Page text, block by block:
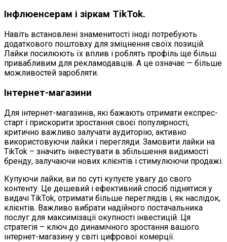
Інфлюенсерам і зіркам TikTok.
Навіть встановлені знаменитості іноді потребують
додаткового поштовху для зміцнення своїх позицій.
Лайки посилюють їх вплив і роблять профіль ще більш
привабливим для рекламодавців. А це означає — більше
можливостей заробляти.
Інтернет-магазини
Для інтернет-магазинів, які бажають отримати експрес-
старт і прискорити зростання своєї популярності,
критично важливо залучати аудиторію, активно
використовуючи лайки і перегляди. Замовити лайки на
TikTok – значить інвестувати в збільшення видимості
бренду, залучаючи нових клієнтів і стимулюючи продажі.
Купуючи лайки, ви по суті купуєте увагу до свого
контенту. Це дешевий і ефективний спосіб піднятися у
видачі TikTok, отримати більше переглядів і, як наслідок,
клієнтів. Важливо вибрати надійного постачальника
послуг для максимізації окупності інвестицій. Ця
стратегія – ключ до динамічного зростання вашого
інтернет-магазину у світі цифрової комерції.